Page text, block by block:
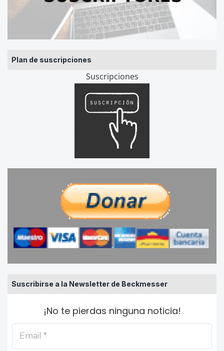
Plan de suscripciones
Suscripciones
Suscribirse a la Newsletter de Beckmesser
¡No te pierdas ninguna noticia!